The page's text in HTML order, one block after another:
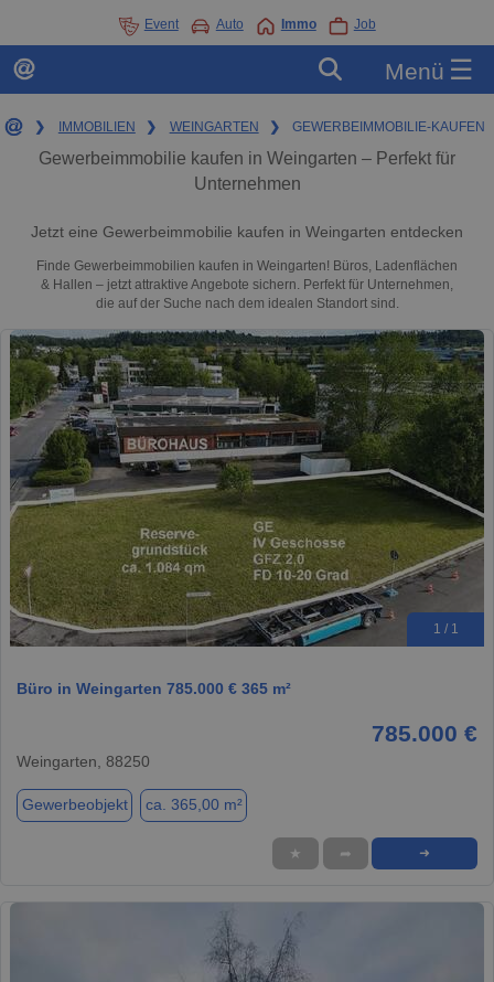
Event Auto Immo Job
Menü ☰
❯ IMMOBILIEN ❯ WEINGARTEN ❯ GEWERBEIMMOBILIE-KAUFEN
Gewerbeimmobilie kaufen in Weingarten – Perfekt für
Unternehmen
Jetzt eine Gewerbeimmobilie kaufen in Weingarten entdecken
Finde Gewerbeimmobilien kaufen in Weingarten! Büros, Ladenflächen
& Hallen – jetzt attraktive Angebote sichern. Perfekt für Unternehmen,
die auf der Suche nach dem idealen Standort sind.
1 / 1
Büro in Weingarten 785.000 € 365 m²
785.000 €
Weingarten, 88250
Gewerbeobjekt ca. 365,00 m²
★ ➦ ➜